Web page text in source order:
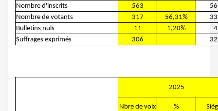
Nombre d'inscrits 563
Nombre de votants
317 56,31%
Bulletins nuls
11 1,20%
4
Suffrages exprimés
306
2025
Nbre de voix %